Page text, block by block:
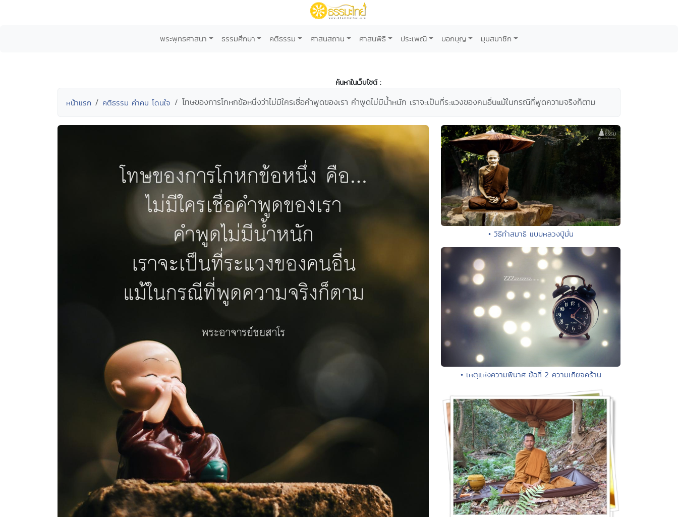
พระพุทธศาสนา ธรรมศึกษา คติธรรม ศาสนสถาน ศาสนพิธี ประเพณี บอกบุญ มุมสมาชิก
ค้นหาในเว็บไซต์ :
หน้าแรก คติธรรม คำคม โดนใจ โทษของการโกหกข้อหนึ่งว่าไม่มีใครเชื่อคำพูดของเรา คำพูดไม่มีน้ำหนัก เราจะเป็นที่ระแวงของคนอื่นแม้ในกรณีที่พูดความจริงก็ตาม
• วิธีทำสมาธิ แบบหลวงปู่มั่น
• เหตุแห่งความพินาศ ข้อที่ 2 ความเกียจคร้าน